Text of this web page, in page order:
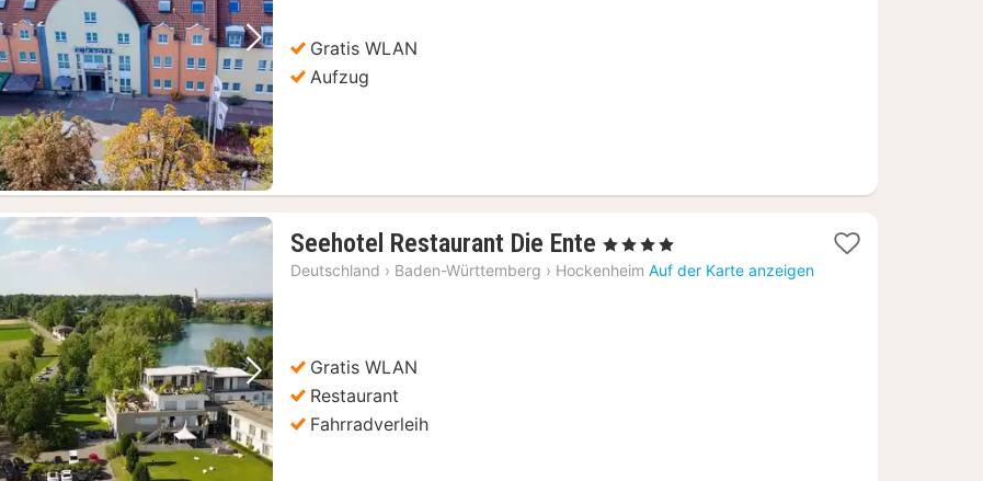
Vorheriges Bild Nächstes Bild
Gratis WLAN
Aufzug
Vorheriges Bild Nächstes Bild
Seehotel Restaurant Die Ente 1
Nacht
, 4 Sterne
Deutschland › Baden-Württemberg › Hockenheim Auf der Karte anzeigen
Gratis WLAN
Restaurant
Fahrradverleih